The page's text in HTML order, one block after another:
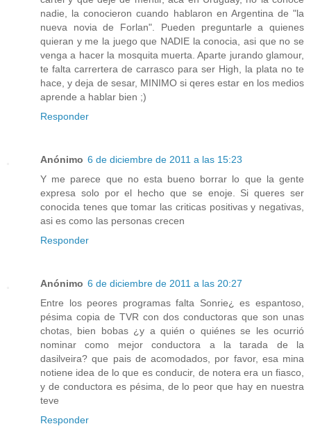
nadie, la conocieron cuando hablaron en Argentina de "la
nueva novia de Forlan". Pueden preguntarle a quienes
quieran y me la juego que NADIE la conocia, asi que no se
venga a hacer la mosquita muerta. Aparte jurando glamour,
te falta carrertera de carrasco para ser High, la plata no te
hace, y deja de sesar, MINIMO si qeres estar en los medios
aprende a hablar bien ;)
Responder
Anónimo 6 de diciembre de 2011 a las 15:23
Y me parece que no esta bueno borrar lo que la gente
expresa solo por el hecho que se enoje. Si queres ser
conocida tenes que tomar las criticas positivas y negativas,
asi es como las personas crecen
Responder
Anónimo 6 de diciembre de 2011 a las 20:27
Entre los peores programas falta Sonrie¿ es espantoso,
pésima copia de TVR con dos conductoras que son unas
chotas, bien bobas ¿y a quién o quiénes se les ocurrió
nominar como mejor conductora a la tarada de la
dasilveira? que pais de acomodados, por favor, esa mina
notiene idea de lo que es conducir, de notera era un fiasco,
y de conductora es pésima, de lo peor que hay en nuestra
teve
Responder